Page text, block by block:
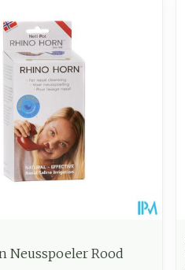
Neusspoeler Rood